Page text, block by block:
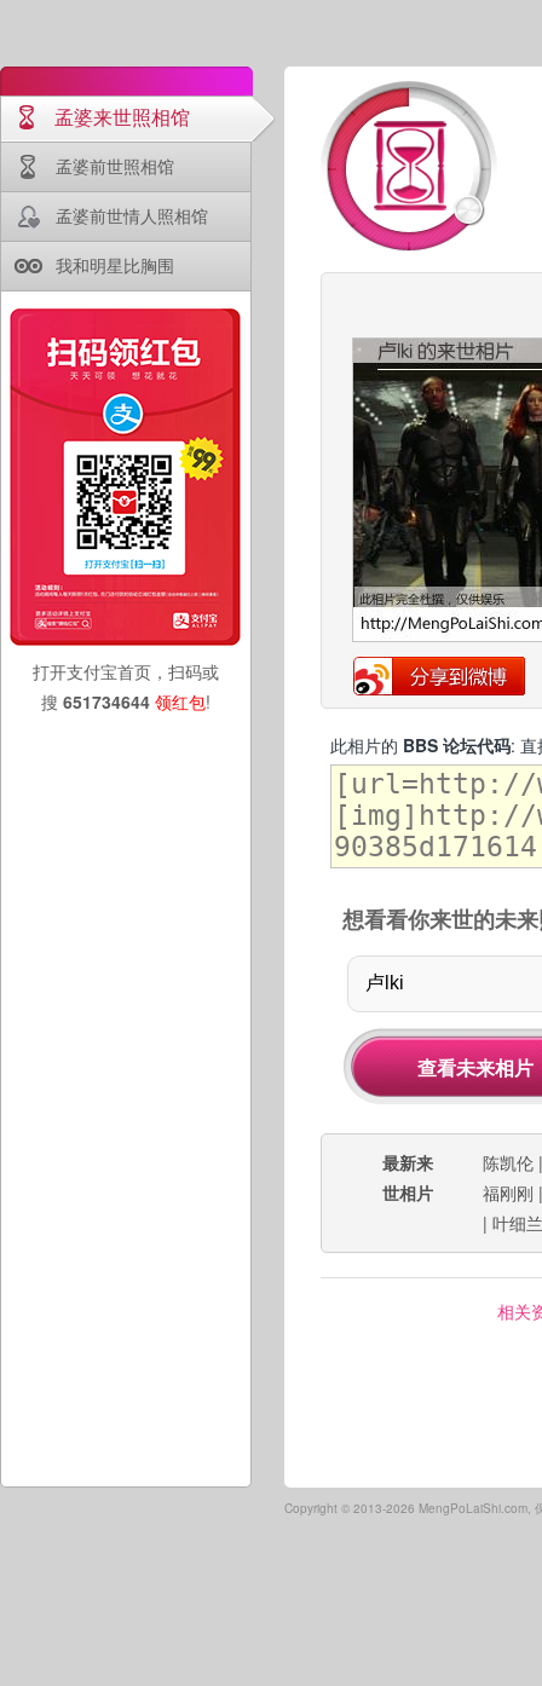
孟婆来世照相馆
孟婆前世照相馆
孟婆前世情人照相馆
我和明星比胸围
打开支付宝首页，扫码或
搜 651734644 领红包!
此相片的 BBS 论坛代码: 直
想看看你来世的未
最新来
世相片
陈凯伦
福刚刚
| 叶细兰
相关
Copyright © 2013-2026 MengPoLaiShi.com,